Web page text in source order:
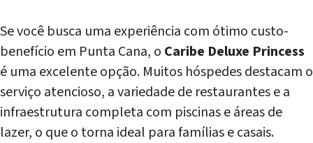
Se você busca uma experiência com ótimo custo-
benefício em Punta Cana, o Caribe Deluxe Princess
é uma excelente opção. Muitos hóspedes destacam o
serviço atencioso, a variedade de restaurantes e a
infraestrutura completa com piscinas e áreas de
lazer, o que o torna ideal para famílias e casais.